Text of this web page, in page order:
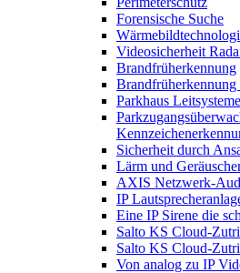
Forensische Suche
Videosicherheit
Brandfrüherkennung
Parkhaus
Sicherheit durch
Lärm und
AXIS Netzwerk-
IP
Eine IP Sirene die
Salto KS Cloud-
Salto KS Cloud-
Von analog zu IP